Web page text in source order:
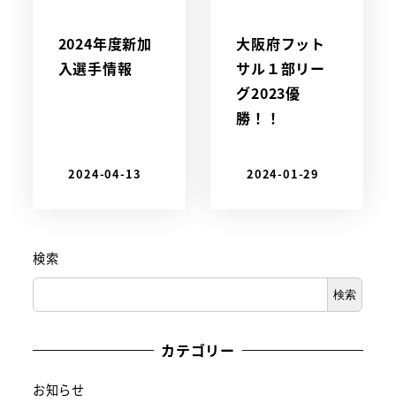
2024年度新加
入選手情報
2024-04-13
大阪府フット
サル１部リー
グ2023優
勝！！
2024-01-29
検索
検索
カテゴリー
お知らせ